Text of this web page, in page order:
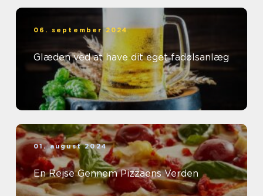
06. september 2024
Glæden ved at have dit eget fadølsanlæg
01. august 2024
En Rejse Gennem Pizzaens Verden